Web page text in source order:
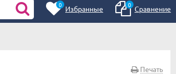
0 Избранные 0 Сравнение
Печать